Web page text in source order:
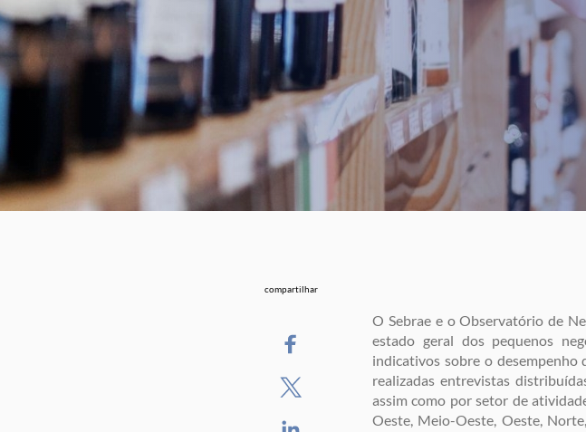
compartilhar
O Sebrae e o Observatório de
estado geral dos pequenos
indicativos sobre o desempenho
realizadas entrevistas
assim como por setor de
Oeste, Meio-Oeste, Oeste,